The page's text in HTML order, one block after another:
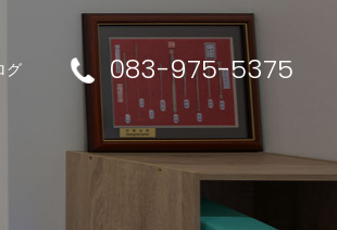
083-975-5375
グ